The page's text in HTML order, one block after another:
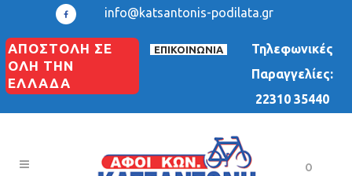
info@katsantonis-podilata.gr
ΑΠΟΣΤΟΛΗ ΣΕ
ΟΛΗ ΤΗΝ
ΕΛΛΑΔΑ
ΕΠΙΚΟΙΝΩΝΙΑ
Τηλεφωνικές
Παραγγελίες:
22310 35440
0